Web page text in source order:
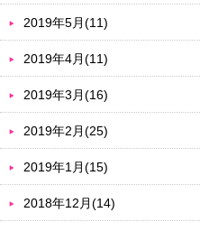
2019年5月(11)
2019年4月(11)
2019年3月(16)
2019年2月(25)
2019年1月(15)
2018年12月(14)